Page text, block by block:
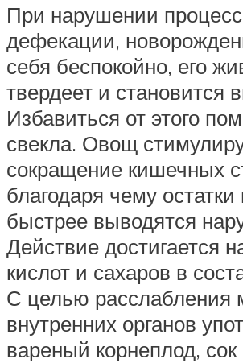
При нарушении
дефекации,
себя беспокойно, его
твердеет и становится
Избавиться от этого
свекла. Овощ
сокращение кишечных
благодаря чему
быстрее выводятся
Действие достигается
кислот и сахаров в
С целью
внутренних органов
вареный корнеплод, сок